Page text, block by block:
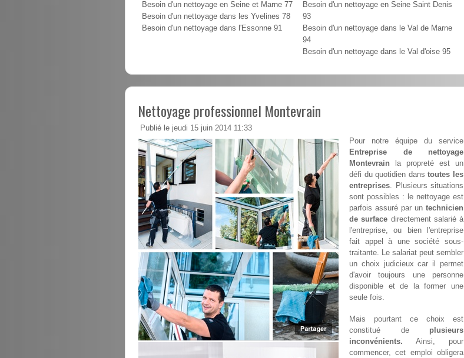
Besoin d'un nettoyage en Seine et Marne 77
Besoin d'un nettoyage dans les Yvelines 78
Besoin d'un nettoyage dans l'Essonne 91
Besoin d'un nettoyage en Seine Saint Denis
93
Besoin d'un nettoyage dans le Val de Marne
94
Besoin d'un nettoyage dans le Val d'oise 95
Nettoyage professionnel Montevrain
Publié le jeudi 15 juin 2014 11:33
Pour notre équipe du service
Entreprise de nettoyage
Montevrain la propreté est un
défi du quotidien danstoutes les
entreprises. Plusieurs situations
sont possibles : le nettoyage est
parfois assuré par un technicien
de surface directement salarié à
l'entreprise, ou bien l'entreprise
fait appel à une société sous-
traitante. Le salariat peut sembler
un choix judicieux car il permet
d'avoir toujours une personne
disponible et de la former une
seule fois.
Mais pourtant ce choix est
constitué de plusieurs
inconvénients. Ainsi, pour
commencer, cet emploi obligera